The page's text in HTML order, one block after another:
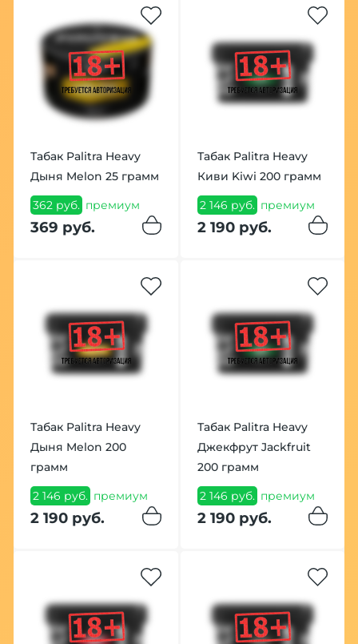
Табак Palitra Heavy
Дыня Melon 25 грамм
362 руб. премиум
369 руб.
Табак Palitra Heavy
Киви Kiwi 200 грамм
2 146 руб. премиум
2 190 руб.
Табак Palitra Heavy
Дыня Melon 200
грамм
2 146 руб. премиум
2 190 руб.
Табак Palitra Heavy
Джекфрут Jackfruit
200 грамм
2 146 руб. премиум
2 190 руб.